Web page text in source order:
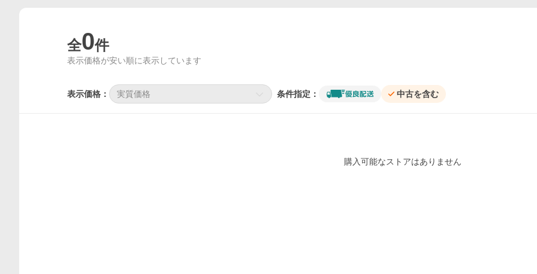
全0件
表示価格が安い順に表示しています
表示価格： 実質価格 条件指定： 中古を含む
購入可能なストアはありません